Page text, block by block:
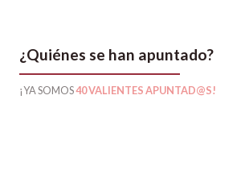
¿Quiénes se han apuntado?
¡YA SOMOS40 VALIENTES APUNTAD@S!